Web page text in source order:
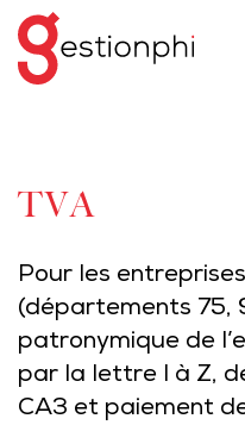
TVA
Pour les
(départements 75,
patronymique de
par la lettre I à Z,
CA3 et paiement